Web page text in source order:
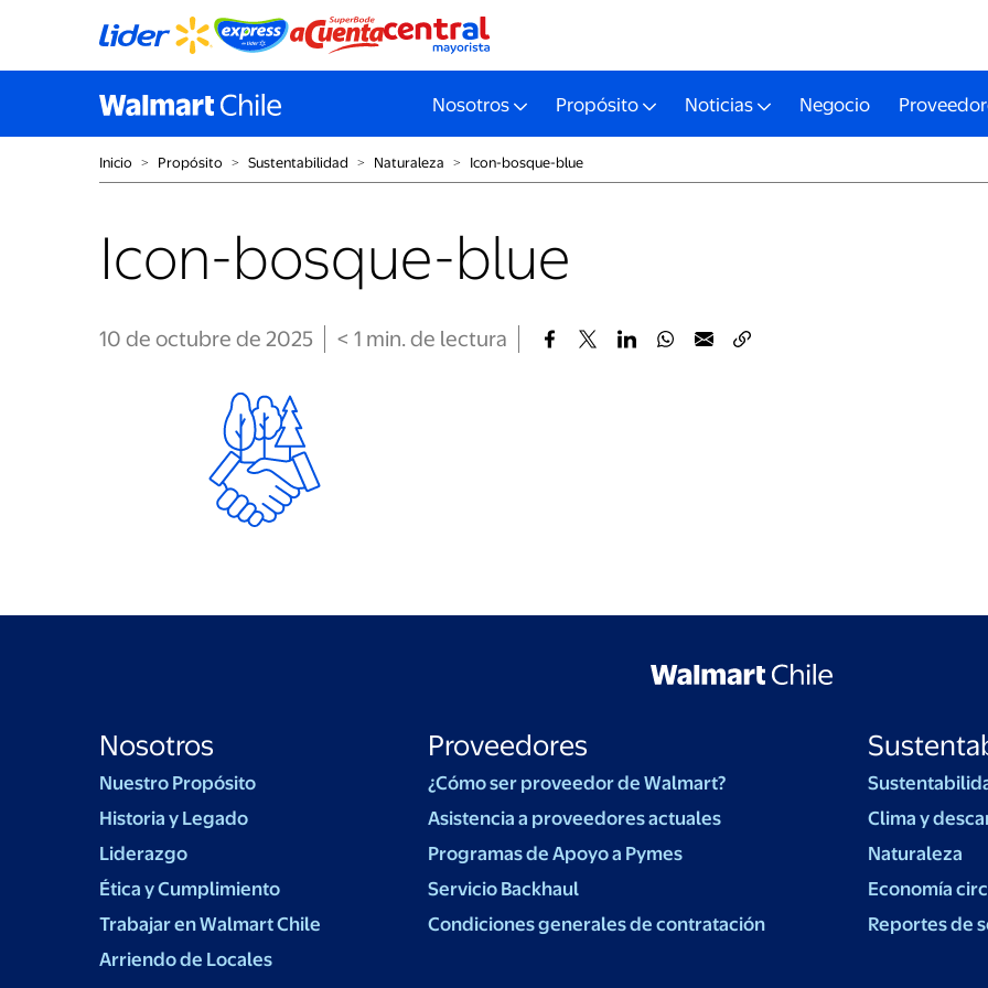
Nosotros Propósito Noticias Negocio
Inicio ˃ Propósito ˃ Sustentabilidad ˃ Naturaleza ˃ Icon-bosque-blue
Icon-bosque-blue
10 de octubre de 2025 < 1 min. de lectura
Nosotros
Nuestro Propósito
Historia y Legado
Liderazgo
Ética y Cumplimiento
Trabajar en Walmart Chile
Arriendo de Locales
Proveedores
¿Cómo ser proveedor de Walmart?
Asistencia a proveedores actuales
Programas de Apoyo a Pymes
Servicio Backhaul
Condiciones generales de contratación
Clima y
Naturaleza
Economía
Reportes de